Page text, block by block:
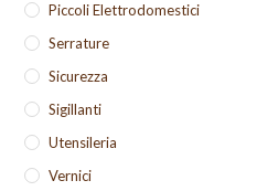
Piccoli Elettrodomestici
Serrature
Sicurezza
Sigillanti
Utensileria
Vernici